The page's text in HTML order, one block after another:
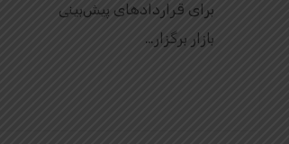
برای قراردادهای پیش‌بینی
بازار برگزار…